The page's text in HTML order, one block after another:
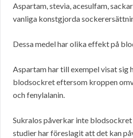
Aspartam, stevia, acesulfam,
vanliga konstgjorda
Dessa medel har olika effekt på
Aspartam har till exempel visat sig
blodsockret eftersom kroppen
och fenylalanin.
Sukralos påverkar inte
studier har föreslagit att det kan